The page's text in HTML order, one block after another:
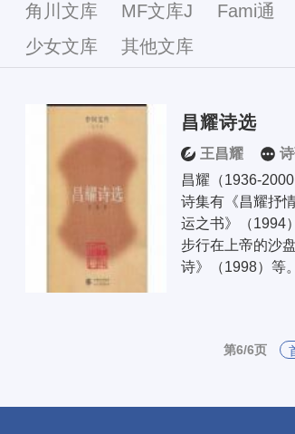
角川文库
MF文库J
Fami通
少女文库
其他文库
昌耀诗选
王昌耀
昌耀（1936-
诗集有《昌耀抒
运之书》（1994
步行在上帝的沙
诗》（1998）等。
第6/6页